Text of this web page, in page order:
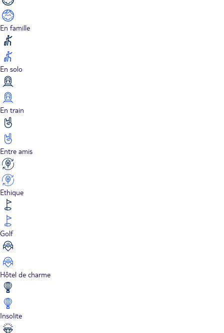
En famille
En solo
En train
Entre amis
Ethique
Golf
Hôtel de charme
Insolite